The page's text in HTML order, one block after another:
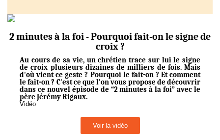
2 minutes à la foi - Pourquoi fait-on le signe de
croix ?
Au cours de sa vie, un chrétien trace sur lui le signe
de croix plusieurs dizaines de milliers de fois. Mais
d'où vient ce geste ? Pourquoi le fait-on ? Et comment
le fait-on ? C'est ce que l'on vous propose de découvrir
dans ce nouvel épisode de “2 minutes à la foi” avec le
père Jérémy Rigaux.
Vidéo
Voir la vidéo